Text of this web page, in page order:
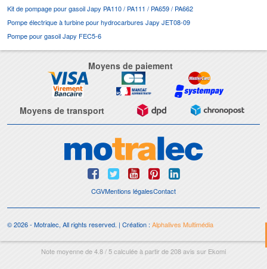
Kit de pompage pour gasoil Japy PA110 / PA111 / PA659 / PA662
Pompe électrique à turbine pour hydrocarbures Japy JET08-09
Pompe pour gasoil Japy FEC5-6
Moyens de paiement
Moyens de transport
CGVMentions légalesContact
© 2026 - Motralec, All rights reserved. | Création :Alphalives Multimédia
Note moyenne de4.8/5calculée à partir de208avis sur Ekomi